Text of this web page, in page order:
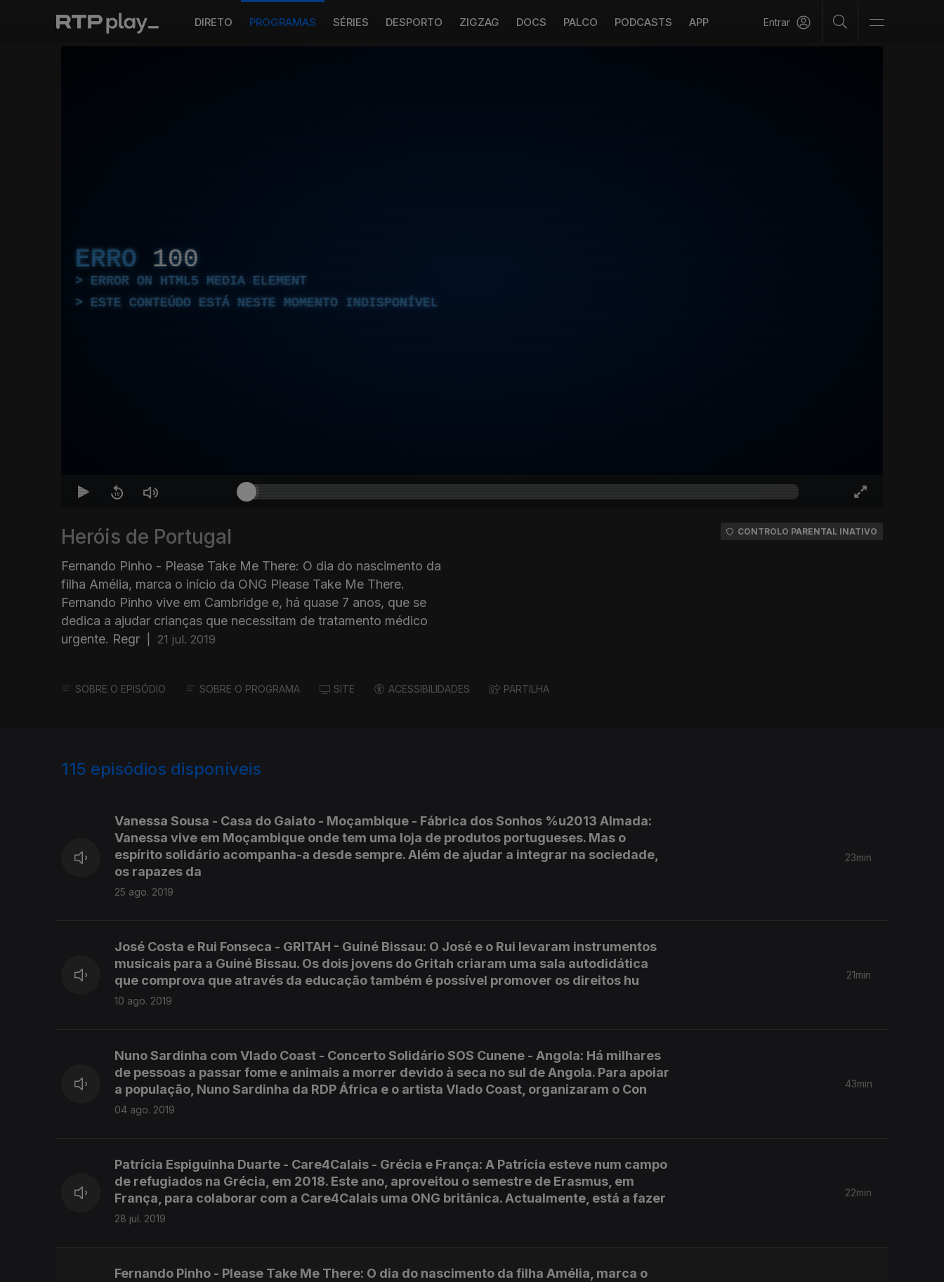
DIRETO PROGRAMAS SÉRIES DESPORTO ZIGZAG DOCS PALCO PODCASTS APP Entrar
ERRO 100
ERROR ON HTML5 MEDIA ELEMENT
ESTE CONTEÚDO ESTÁ NESTE MOMENTO INDISPONÍVEL
Heróis de Portugal
Fernando Pinho - Please Take Me There: O dia do nascimento da
filha Amélia, marca o início da ONG Please Take Me There.
Fernando Pinho vive em Cambridge e, há quase 7 anos, que se
dedica a ajudar crianças que necessitam de tratamento médico
urgente. Regr
21 jul. 2019
CONTROLO PARENTAL INATIVO
SOBRE O EPISÓDIO SOBRE O PROGRAMA SITE ACESSIBILIDADES PARTILHA
115 episódios disponíveis
Vanessa Sousa - Casa do Gaiato - Moçambique - Fábrica dos Sonhos %u2013 Almada:
Vanessa vive em Moçambique onde tem uma loja de produtos portugueses. Mas o
espírito solidário acompanha-a desde sempre. Além de ajudar a integrar na sociedade,
os rapazes da
25 ago. 2019
23min
José Costa e Rui Fonseca - GRITAH - Guiné Bissau: O José e o Rui levaram instrumentos
musicais para a Guiné Bissau. Os dois jovens do Gritah criaram uma sala autodidática
que comprova que através da educação também é possível promover os direitos hu
10 ago. 2019
21min
Nuno Sardinha com Vlado Coast - Concerto Solidário SOS Cunene - Angola: Há milhares
de pessoas a passar fome e animais a morrer devido à seca no sul de Angola. Para apoiar
a população, Nuno Sardinha da RDP África e o artista Vlado Coast, organizaram o Con
04 ago. 2019
43min
Patrícia Espiguinha Duarte - Care4Calais - Grécia e França: A Patrícia esteve num campo
de refugiados na Grécia, em 2018. Este ano, aproveitou o semestre de Erasmus, em
França, para colaborar com a Care4Calais uma ONG britânica. Actualmente, está a fazer
28 jul. 2019
22min
Fernando Pinho - Please Take Me There: O dia do nascimento da filha Amélia, marca o